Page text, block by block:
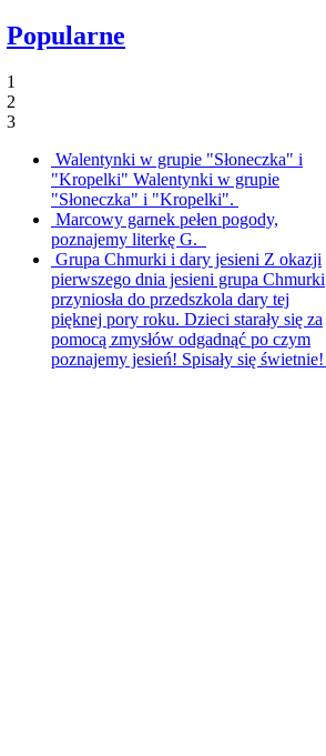
Popularne
1
2
3
Walentynki w grupie "Słoneczka" i
"Kropelki" Walentynki w grupie
"Słoneczka" i "Kropelki".
Marcowy garnek pełen pogody,
poznajemy literkę G.
Grupa Chmurki i dary jesieni Z okazji
pierwszego dnia jesieni grupa Chmurki
przyniosła do przedszkola dary tej
pięknej pory roku. Dzieci starały się za
pomocą zmysłów odgadnąć po czym
poznajemy jesień! Spisały się świetnie!